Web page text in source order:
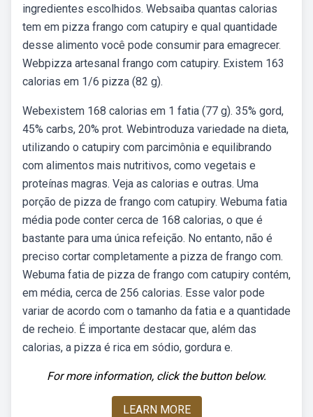
ingredientes escolhidos. Websaiba quantas calorias
tem em pizza frango com catupiry e qual quantidade
desse alimento você pode consumir para emagrecer.
Webpizza artesanal frango com catupiry. Existem 163
calorias em 1/6 pizza (82 g).
Webexistem 168 calorias em 1 fatia (77 g). 35% gord,
45% carbs, 20% prot. Webintroduza variedade na dieta,
utilizando o catupiry com parcimônia e equilibrando
com alimentos mais nutritivos, como vegetais e
proteínas magras. Veja as calorias e outras. Uma
porção de pizza de frango com catupiry. Webuma fatia
média pode conter cerca de 168 calorias, o que é
bastante para uma única refeição. No entanto, não é
preciso cortar completamente a pizza de frango com.
Webuma fatia de pizza de frango com catupiry contém,
em média, cerca de 256 calorias. Esse valor pode
variar de acordo com o tamanho da fatia e a quantidade
de recheio. É importante destacar que, além das
calorias, a pizza é rica em sódio, gordura e.
For more information, click the button below.
LEARN MORE